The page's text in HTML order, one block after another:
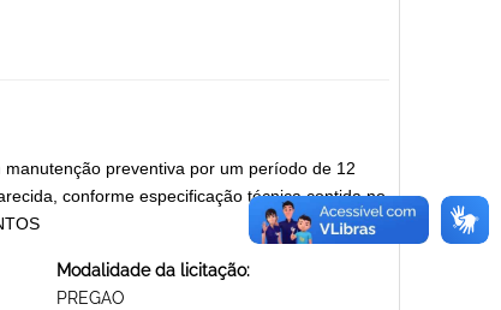
preventiva por um período de 12
conforme especificação técnica contida no
Modalidade da licitação:
PREGAO